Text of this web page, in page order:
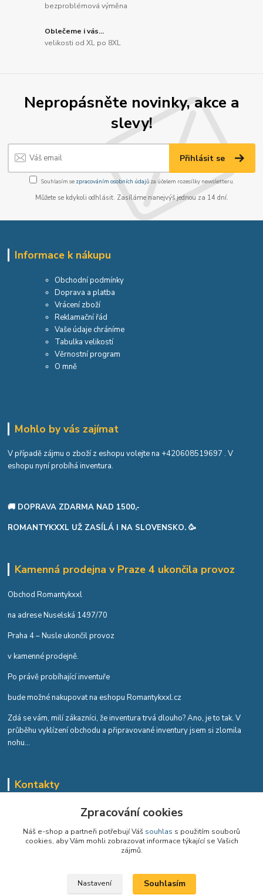
bezproblémová výměna
Oblečeme i vás...
velikosti od XL po 8XL
Nepropásněte novinky, akce a
slevy!
Přihlásit se
Souhlasím se zpracováním osobních údajůza účelem rozesílky newsletteru.
Můžete se kdykoli odhlásit. Zasíláme nanejvýš jednou za 14 dní.
Informace k nákupu
Obchodní podmínky
Doprava a platba
Vrácení zboží
Reklamační řád
Vaše údaje chráníme
Tabulka velikostí
Věrnostní program
O mně
Mohlo by vás zajímat
V případě zájmu o zboží z eshopu volejte na +420608519697 . V
eshopu nyní probíhá inventura.
🚚 DOPRAVA ZDARMA NAD 1500,-
ROMANTYKXXL UŽ ZASÍLÁ I NA SLOVENSKO. 🥳
Kamenná prodejna v Praze 4 ukončila provoz
Obchod Romantykxxl
na adrese Nuselská 1497/70
Praha 4 – Nusle ukončil provoz
v kamenné prodejně.
Po právě probíhající inventuře
bude možné nakupovat na eshopu Romantykxxl.cz
Zdá se vám, milí zákazníci, že inventura trvá dlouho? Ano, je to tak. V
průběhu vyklízení obchodu a připravované inventury jsem si zlomila
nohu...
Kontakty
Romana Tykvová
+420 608 519 697
info@romantykxxl.cz
Zpracování cookies
Náš e-shop a partneři potřebují Váš souhlas s použitím souborů
cookies, aby Vám mohli zobrazovat informace týkající se Vašich
zájmů.
Nastavení Souhlasím